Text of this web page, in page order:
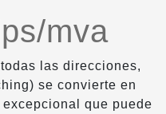
mva
las direcciones,
se convierte en
que puede